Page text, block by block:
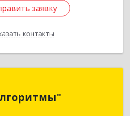
заявку
контакты
заявку
Назад
обл, Тверь г, Брагина ул, дом